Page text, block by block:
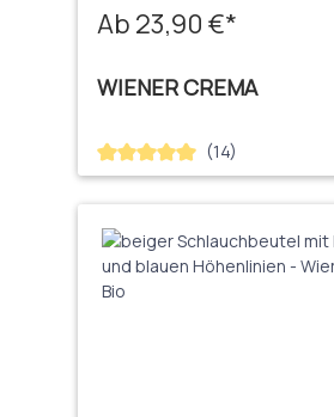
Ab 23,90 €*
WIENER CREMA
Durchschnittliche Bewertung
(14)